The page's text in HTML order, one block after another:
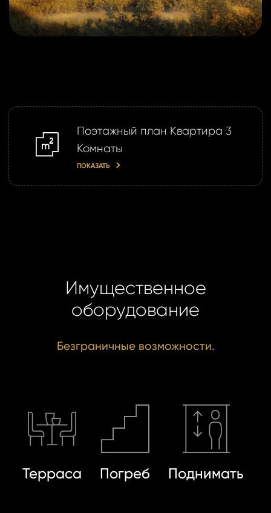
Поэтажный план Квартира 3
Комнаты
ПОКАЗАТЬ
Имущественное
оборудование
Безграничные возможности.
Терраса Погреб Поднимать